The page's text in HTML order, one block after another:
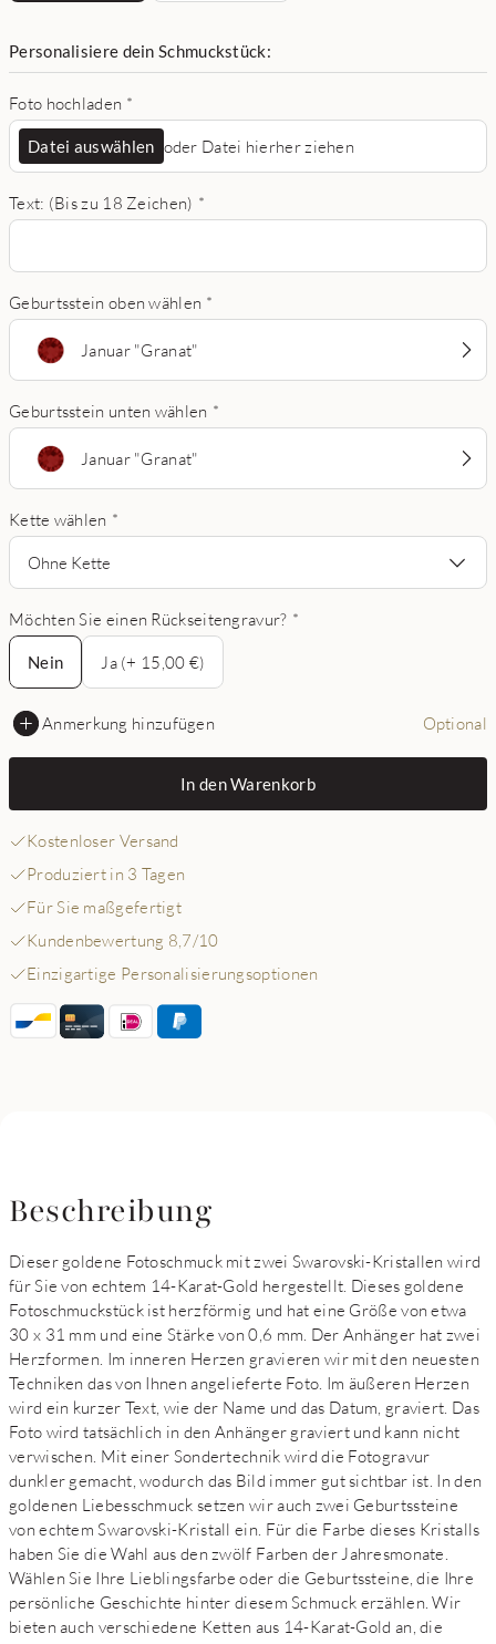
Personalisiere dein Schmuckstück:
Foto hochladen *
Datei auswählen oder Datei hierher ziehen
Text: (Bis zu 18 Zeichen) *
Geburtsstein oben wählen *
Januar "Granat"
Geburtsstein unten wählen *
Januar "Granat"
Kette wählen *
Ohne Kette
Möchten Sie einen Rückseitengravur? *
Nein
Nein
Ja (+ 15,00 €)
Anmerkung hinzufügen Optional
In den Warenkorb
Kostenloser Versand
Produziert in 3 Tagen
Für Sie maßgefertigt
Kundenbewertung 8,7/10
Einzigartige Personalisierungsoptionen
Beschreibung
Dieser goldene Fotoschmuck mit zwei Swarovski-Kristallen wird
für Sie von echtem 14-Karat-Gold hergestellt. Dieses goldene
Fotoschmuckstück ist herzförmig und hat eine Größe von etwa
30 x 31 mm und eine Stärke von 0,6 mm. Der Anhänger hat zwei
Herzformen. Im inneren Herzen gravieren wir mit den neuesten
Techniken das von Ihnen angelieferte Foto. Im äußeren Herzen
wird ein kurzer Text, wie der Name und das Datum, graviert. Das
Foto wird tatsächlich in den Anhänger graviert und kann nicht
verwischen. Mit einer Sondertechnik wird die Fotogravur
dunkler gemacht, wodurch das Bild immer gut sichtbar ist. In den
goldenen Liebesschmuck setzen wir auch zwei Geburtssteine
von echtem Swarovski-Kristall ein. Für die Farbe dieses Kristalls
haben Sie die Wahl aus den zwölf Farben der Jahresmonate.
Wählen Sie Ihre Lieblingsfarbe oder die Geburtssteine, die Ihre
persönliche Geschichte hinter diesem Schmuck erzählen. Wir
bieten auch verschiedene Ketten aus 14-Karat-Gold an, die